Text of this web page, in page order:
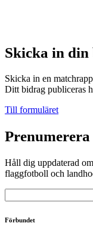
Skicka in din
Skicka in en
Ditt bidrag publiceras
Till formuläret
Håll dig uppdaterad
flaggfotboll och
Förbundet